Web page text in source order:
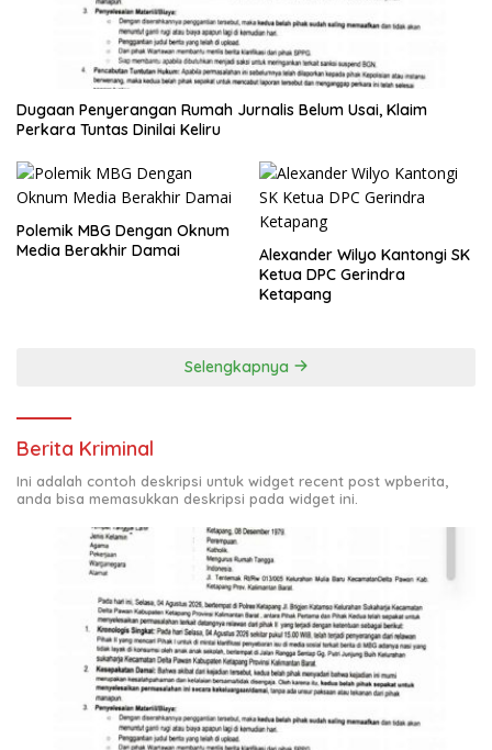
Dugaan Penyerangan Rumah Jurnalis Belum Usai, Klaim
Perkara Tuntas Dinilai Keliru
Polemik MBG Dengan Oknum
Media Berakhir Damai
Alexander Wilyo Kantongi SK
Ketua DPC Gerindra
Ketapang
Selengkapnya
Berita Kriminal
Ini adalah contoh deskripsi untuk widget recent post wpberita,
anda bisa memasukkan deskripsi pada widget ini.